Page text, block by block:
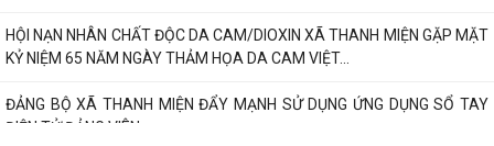
HỘI NẠN NHÂN CHẤT ĐỘC DA CAM/DIOXIN XÃ THANH MIỆN GẶP MẶT
KỶ NIỆM 65 NĂM NGÀY THẢM HỌA DA CAM VIỆT...
ĐẢNG BỘ XÃ THANH MIỆN ĐẨY MẠNH SỬ DỤNG ỨNG DỤNG SỔ TAY
ĐIỆN TỬ ĐẢNG VIÊN